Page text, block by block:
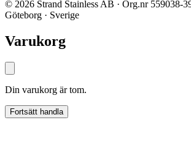
© 2026 Strand Stainless AB · Org.nr 559038-
Göteborg · Sverige
Varukorg
Din varukorg är tom.
Fortsätt handla